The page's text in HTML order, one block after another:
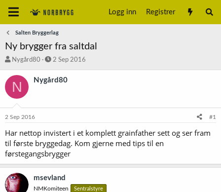
Logg inn Registrer
Salten Bryggerlag
Ny brygger fra saltdal
T
å
d
t
e
Nygård80
S
a
o
2 Sep 2016
N Nygård80
2 Sep 2016 #1
Har nettop invistert i et komplett grainfather sett og ser fram
til første bryggedag. Kom gjerne med tips til en
førstegangsbrygger
msevland
NMKomiteen Sentralstyre